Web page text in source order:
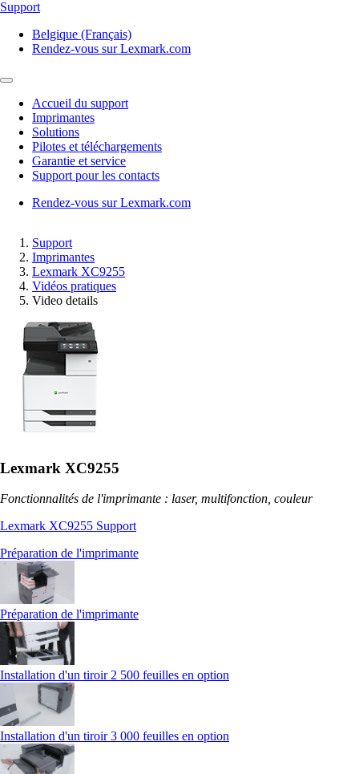
Support
Belgique (Français)
Rendez-vous sur Lexmark.com
Accueil du support
Imprimantes
Solutions
Pilotes et téléchargements
Garantie et service
Support pour les contacts
Rendez-vous sur Lexmark.com
Support
Imprimantes
Lexmark XC9255
Vidéos pratiques
Video details
Lexmark XC9255
Fonctionnalités de l'imprimante : laser, multifonction, couleur
Lexmark XC9255 Support
Préparation de l'imprimante
Préparation de l'imprimante
Installation d'un tiroir 2 500 feuilles en option
Installation d'un tiroir 3 000 feuilles en option